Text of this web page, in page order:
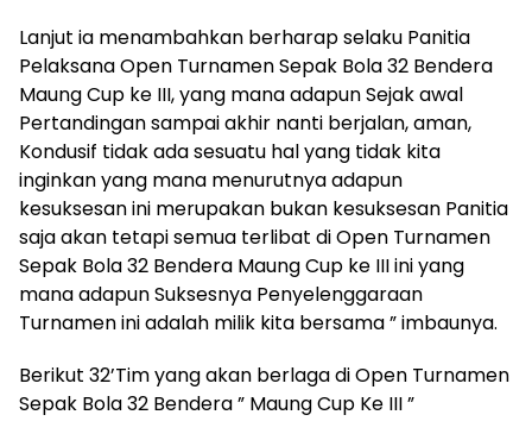
Lanjut ia menambahkan berharap selaku Panitia
Pelaksana Open Turnamen Sepak Bola 32 Bendera
Maung Cup ke III, yang mana adapun Sejak awal
Pertandingan sampai akhir nanti berjalan, aman,
Kondusif tidak ada sesuatu hal yang tidak kita
inginkan yang mana menurutnya adapun
kesuksesan ini merupakan bukan kesuksesan Panitia
saja akan tetapi semua terlibat di Open Turnamen
Sepak Bola 32 Bendera Maung Cup ke III ini yang
mana adapun Suksesnya Penyelenggaraan
Turnamen ini adalah milik kita bersama ” imbaunya.
Berikut 32’Tim yang akan berlaga di Open Turnamen
Sepak Bola 32 Bendera ” Maung Cup Ke III ”